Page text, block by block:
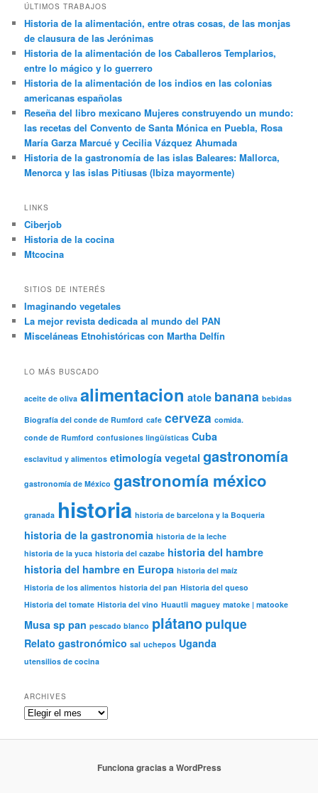
ÚLTIMOS TRABAJOS
Historia de la alimentación, entre otras cosas, de las monjas
de clausura de las Jerónimas
Historia de la alimentación de los Caballeros Templarios,
entre lo mágico y lo guerrero
Historia de la alimentación de los indios en las colonias
americanas españolas
Reseña del libro mexicano Mujeres construyendo un mundo:
las recetas del Convento de Santa Mónica en Puebla, Rosa
María Garza Marcué y Cecilia Vázquez Ahumada
Historia de la gastronomía de las islas Baleares: Mallorca,
Menorca y las islas Pitiusas (Ibiza mayormente)
LINKS
Ciberjob
Historia de la cocina
Mtcocina
SITIOS DE INTERÉS
Imaginando vegetales
La mejor revista dedicada al mundo del PAN
Misceláneas Etnohistóricas con Martha Delfín
LO MÁS BUSCADO
aceite de oliva alimentacion atole banana bebidas
Biografía del conde de Rumford cafe cerveza comida.
conde de Rumford confusiones lingüísticas Cuba
esclavitud y alimentos etimología vegetal gastronomía
gastronomía de México gastronomía méxico
granada historia historia de barcelona y la Boqueria
historia de la gastronomia historia de la leche
historia de la yuca historia del cazabe historia del hambre
historia del hambre en Europa historia del maíz
Historia de los alimentos historia del pan Historia del queso
Historia del tomate Historia del vino Huautli maguey matoke | matooke
Musa sp pan pescado blanco plátano pulque
Relato gastronómico sal uchepos Uganda
utensilios de cocina
ARCHIVES
Archives
Funciona gracias a WordPress